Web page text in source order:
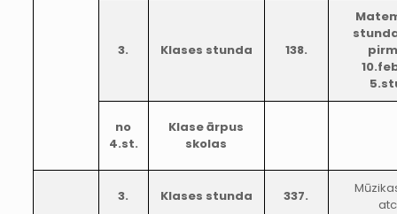
3. Klases stunda 138.
no
4.st.
Klase ārpus
skolas
3. Klases stunda 337.